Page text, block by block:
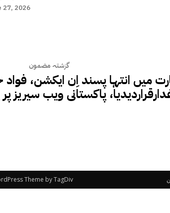
27, 2026
گزشتہ مضمون
میں انتہا پسند اِن ایکشن،
پاکستانی ویب سیریز
Theme by TagDiv